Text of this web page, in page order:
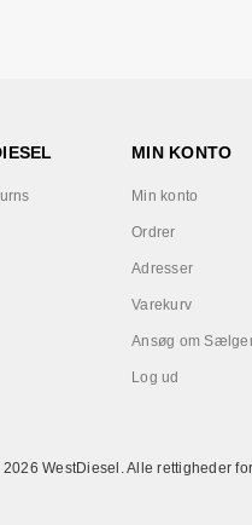
MIN KONTO
Min konto
Ordrer
Adresser
Varekurv
Ansøg om
Log ud
WestDiesel. Alle rettigheder